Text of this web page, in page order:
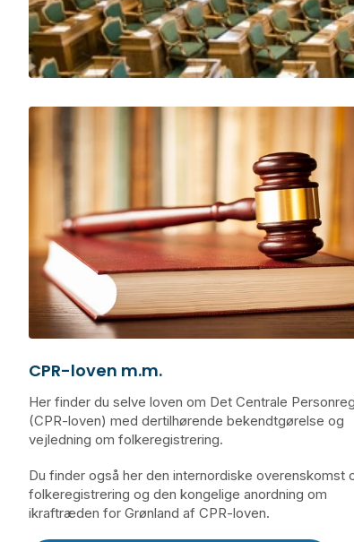
CPR-loven m.m.
Her finder du selve loven om Det Centrale
(CPR-loven) med dertilhørende bekendtgørelse og
vejledning om folkeregistrering.
Du finder også her den internordiske overenskomst
folkeregistrering og den kongelige anordning om
ikraftræden for Grønland af CPR-loven.